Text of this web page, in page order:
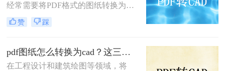
经常需要将PDF格式的图纸转换为
CAD（Computer-Aided Design）文
件，以便进行进一步的编辑、修改或
本文将介绍两种常见的转换方法。
赞 踩
pdf图纸怎么转换为cad？这三种方法教会你！
在工程设计和建筑绘图等领域，将